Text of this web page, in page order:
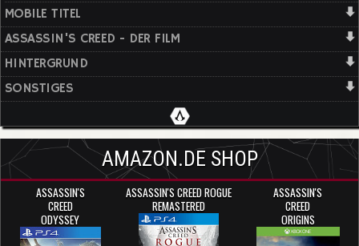
MOBILE TITEL
ASSASSIN'S CREED - DER FILM
HINTERGRUND
SONSTIGES
AMAZON.DE SHOP
ASSASSIN'S
CREED
ODYSSEY
ASSASSIN'S CREED ROGUE
REMASTERED
ASSASSIN'S
CREED
ORIGINS